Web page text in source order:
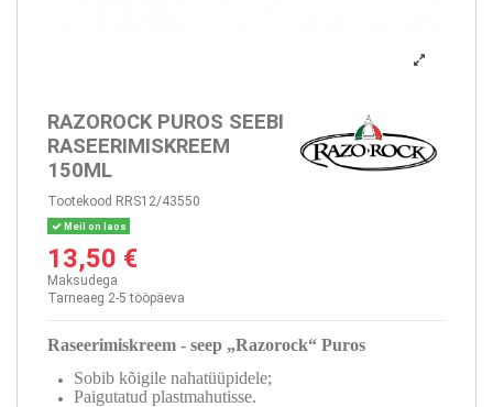
RAZOROCK PUROS SEEBI
RASEERIMISKREEM
150ML
Tootekood RRS12/43550
Meil on laos
13,50 €
Maksudega
Tarneaeg 2-5 tööpäeva
Raseerimiskreem - seep „Razorock“ Puros
Sobib kõigile nahatüüpidele;
Paigutatud plastmahutisse.